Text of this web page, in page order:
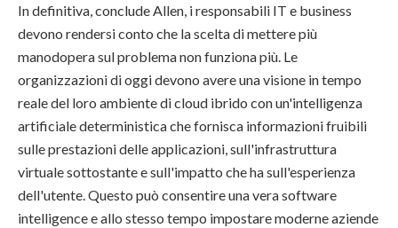
In definitiva, conclude Allen, i responsabili IT e business
devono rendersi conto che la scelta di mettere più
manodopera sul problema non funziona più. Le
organizzazioni di oggi devono avere una visione in tempo
reale del loro ambiente di cloud ibrido con un'intelligenza
artificiale deterministica che fornisca informazioni fruibili
sulle prestazioni delle applicazioni, sull'infrastruttura
virtuale sottostante e sull'impatto che ha sull'esperienza
dell'utente. Questo può consentire una vera software
intelligence e allo stesso tempo impostare moderne aziende